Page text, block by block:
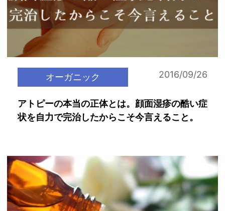
オーガニック 2016/09/26
アトピーの本当の正体とは。顔面湿疹の酷い症
状を自力で完治したからこそ今言えること。